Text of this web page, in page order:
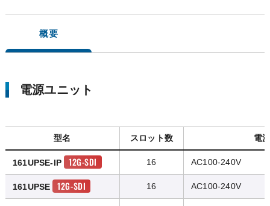
概要
電源ユニット
型名 スロット数 電
161UPSE-IP 12G-SDI 16 AC100-240V
161UPSE 12G-SDI 16 AC100-240V